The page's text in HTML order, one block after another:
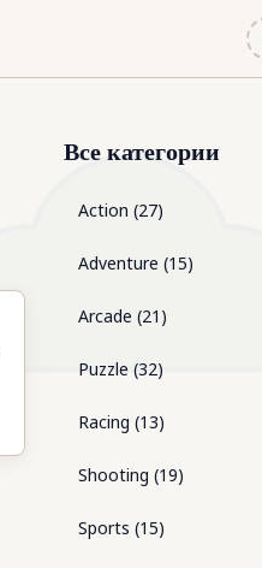
Все категории
Action (27)
Adventure (15)
Arcade (21 )
Puzzle (32)
Racing (13)
Shooting (19)
Sports (15)